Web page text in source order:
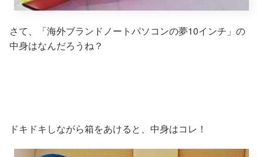
さて、「海外ブランドノートパソコンの夢10インチ」の
中身はなんだろうね？
ドキドキしながら箱をあけると、中身はコレ！